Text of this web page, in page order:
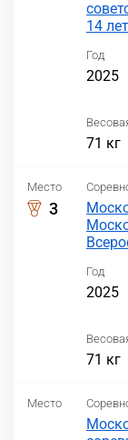
14
Год
2025
71 кг
Место
3
Год
2025
71 кг
Место